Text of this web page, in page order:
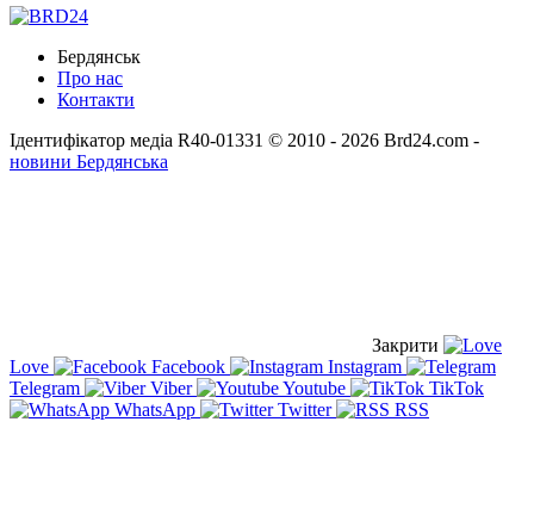
Бердянськ
Про нас
Контакти
Ідентифікатор медіа R40-01331 © 2010 - 2026 Brd24.com -
новини Бердянська
Закрити
Love
Facebook
Instagram
Telegram
Viber Youtube
TikTok
WhatsApp
Twitter RSS